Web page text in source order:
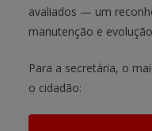
avaliados — um
manutenção e
Para a secretária, o
o cidadão: